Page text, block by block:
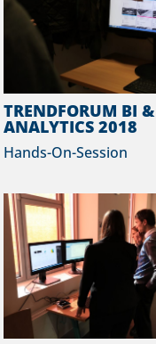
TRENDFORUM BI &
ANALYTICS 2018
Hands-On-Session